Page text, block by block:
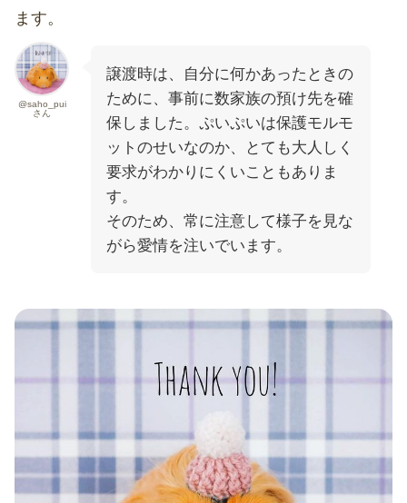
ます。
@saho_pui
さん
譲渡時は、自分に何かあったときの
ために、事前に数家族の預け先を確
保しました。ぷいぷいは保護モルモ
ットのせいなのか、とても大人しく
要求がわかりにくいこともありま
す。
そのため、常に注意して様子を見な
がら愛情を注いでいます。